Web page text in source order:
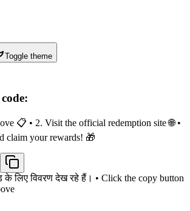
Toggle theme
📋 • 2. Visit the official redemption site 🌐 •
claim your rewards! 🎁
के लिए विवरण देख रहे हैं। • Click the copy button